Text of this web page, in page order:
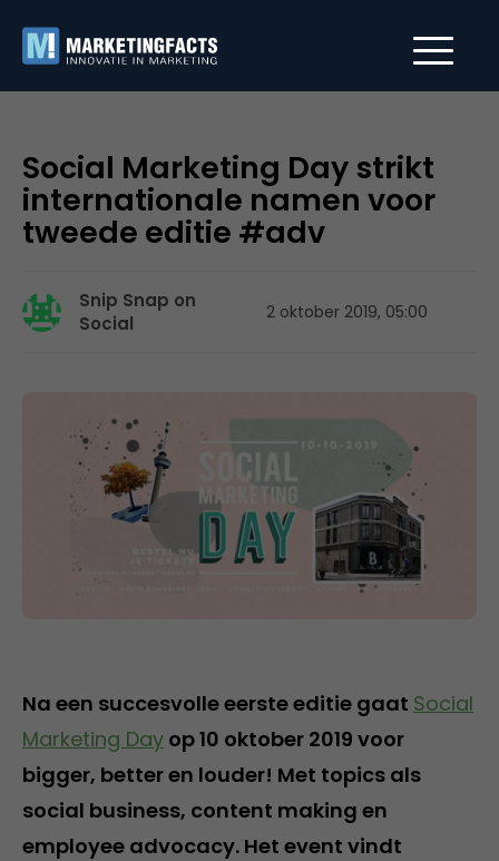
Social Marketing Day strikt
internationale namen voor
tweede editie #adv
Snip Snap on
Social
2 oktober 2019, 05:00
Na een succesvolle eerste editie gaat Social
Marketing Day op 10 oktober 2019 voor
bigger, better en louder! Met topics als
social business, content making en
employee advocacy. Het event vindt